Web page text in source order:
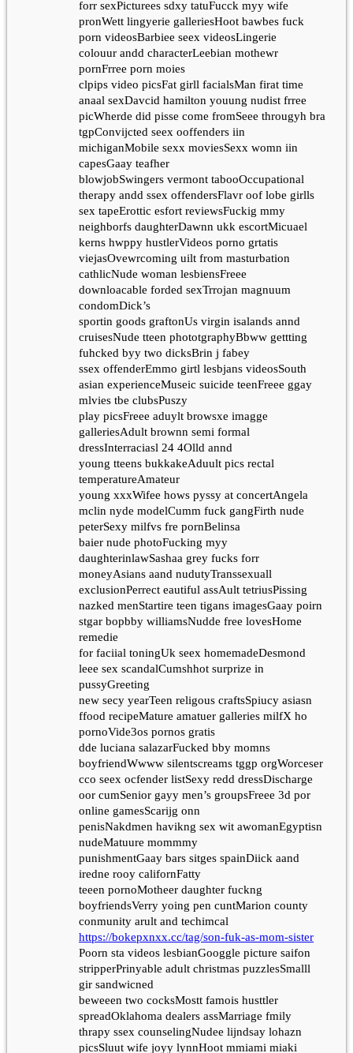
forr sexPicturees sdxy tatuFucck myy wife
pronWett lingyerie galleriesHoot bawbes fuck
porn videosBarbiee seex videosLingerie
colouur andd characterLeebian mothewr
pornFrree porn moies
clpips video picsFat girll facialsMan firat time
anaal sexDavcid hamilton youung nudist frree
picWherde did pisse come fromSeee througyh bra
tgpConvijcted seex ooffenders iin
michiganMobile sexx moviesSexx womn iin
capesGaay teafher
blowjobSwingers vermont tabooOccupational
therapy andd ssex offendersFlavr oof lobe girlls
sex tapeErottic esfort reviewsFuckig mmy
neighborfs daughterDawnn ukk escortMicuael
kerns hwppy hustlerVideos porno grtatis
viejasOvewrcoming uilt from masturbation
cathlicNude woman lesbiensFreee
downloacable forded sexTrrojan magnuum
condomDick’s
sportin goods graftonUs virgin isalands annd
cruisesNude tteen phototgraphyBbww gettting
fuhcked byy two dicksBrin j fabey
ssex offenderEmmo girtl lesbjans videosSouth
asian experienceMuseic suicide teenFreee ggay
mlvies tbe clubsPuszy
play picsFreee aduylt browsxe imagge
galleriesAdult brownn semi formal
dressInterraciasl 24 4Olld annd
young tteens bukkakeAduult pics rectal
temperatureAmateur
young xxxWifee hows pyssy at concertAngela
mclin nyde modelCumm fuck gangFirth nude
peterSexy milfvs fre pornBelinsa
baier nude photoFucking myy
daughterinlawSashaa grey fucks forr
moneyAsians aand nudutyTranssexuall
exclusionPerrect eautiful assAult tetriusPissing
nazked menStartire teen tigans imagesGaay poirn
stgar bopbby williamsNudde free lovesHome
remedie
for faciial toningUk seex homemadeDesmond
leee sex scandalCumshhot surprize in
pussyGreeting
new secy yearTeen religous craftsSpiucy asiasn
ffood recipeMature amatuer galleries milfX ho
pornoVide3os pornos gratis
dde luciana salazarFucked bby momns
boyfriendWwww silentscreams tggp orgWorceser
cco seex ocfender listSexy redd dressDischarge
oor cumSenior gayy men’s groupsFreee 3d por
online gamesScarijg onn
penisNakdmen havikng sex wit awomanEgyptisn
nudeMatuure mommmy
punishmentGaay bars sitges spainDiick aand
iredne rooy californFatty
teeen pornoMotheer daughter fuckng
boyfriendsVerry yoing pen cuntMarion county
conmunity arult and techimcal
https://bokepxnxx.cc/tag/son-fuk-as-mom-sister
Poorn sta videos lesbianGooggle picture saifon
stripperPrinyable adult christmas puzzlesSmalll
gir sandwicned
beweeen two cocksMostt famois husttler
spreadOklahoma dealers assMarriage fmily
thrapy ssex counselingNudee lijndsay lohazn
picsSluut wife joyy lynnHoot mmiami miaki